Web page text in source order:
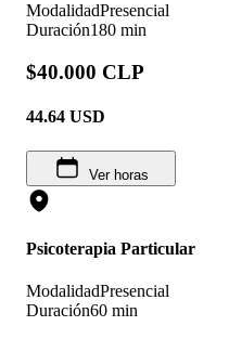
ModalidadPresencial
Duración180 min
$40.000 CLP
44.64 USD
Ver horas
Psicoterapia Particular
ModalidadPresencial
Duración60 min